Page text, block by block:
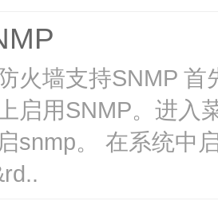
火墙支持SNMP
启用SNMP。进入
snmp。 在系统中